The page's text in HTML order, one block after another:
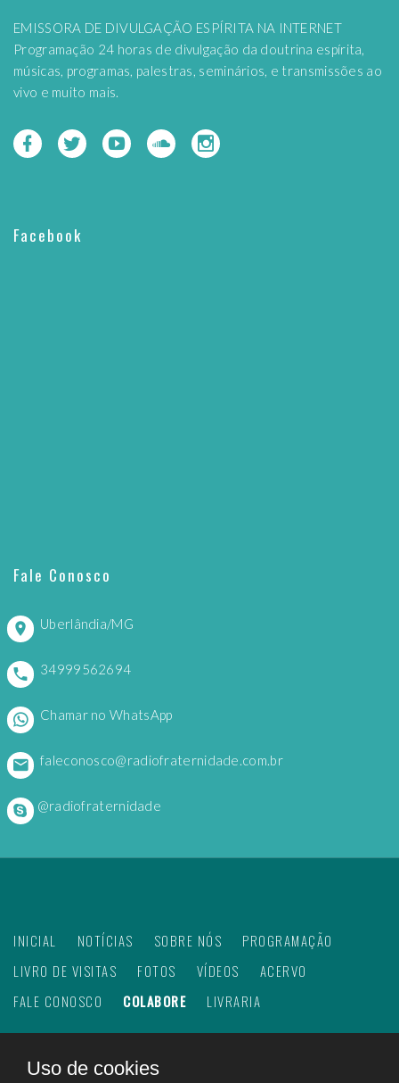
EMISSORA DE DIVULGAÇÃO ESPÍRITA NA INTERNET
Programação 24 horas de divulgação da doutrina espírita,
músicas, programas, palestras, seminários, e transmissões ao
vivo e muito mais.
Facebook
Fale Conosco
Uberlândia/MG
34999562694
Chamar no WhatsApp
faleconosco@radiofraternidade.com.br
@radiofraternidade
INICIAL NOTÍCIAS SOBRE NÓS
PROGRAMAÇÃO
LIVRO DE VISITAS
FOTOS VÍDEOS
ACERVO
FALE CONOSCO
COLABORE LIVRARIA
2026Web Rádio Fraternidade. Todos os direitos
Uso de cookies